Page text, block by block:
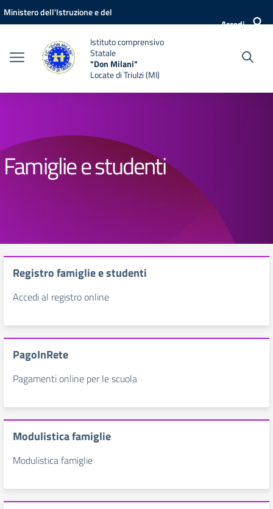
Vai ai contenuti
Vai al menu di navigazione
Vai al footer
Ministero dell'Istruzione e del
Accedi
Istituto comprensivo
Statale
"Don Milani"
Locate di Triulzi (MI)
Famiglie e studenti
Registro famiglie e studenti
Accedi al registro online
PagoInRete
Pagamenti online per le scuola
Modulistica famiglie
Modulistica famiglie